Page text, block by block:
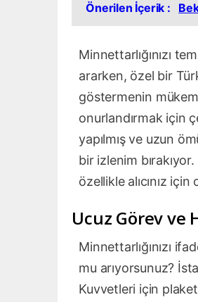
Önerilen İçerik :
Minnettarlığınızı
ararken, özel bir
göstermenin
onurlandırmak için
yapılmış ve uzun
bir izlenim
özellikle alıcınız
Ucuz Görev ve
Minnettarlığınızı
mu arıyorsunuz?
Kuvvetleri için